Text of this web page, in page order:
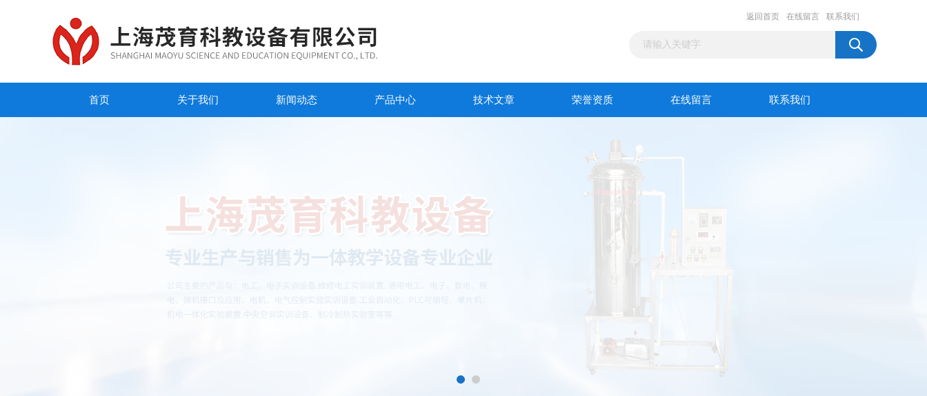
返回首页 在线留言 联系我们
首页 关于我们 新闻动态 产品中心 技术文章 荣誉资质 在线留言 联系我们